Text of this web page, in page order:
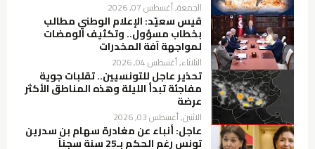
الجمعة, أغسطس 07, 2026
قيس سعيّد: الإعلام الوطني مطالب
بخطاب مسؤول.. وتكثيف الومضات
لمواجهة آفة المخدرات
الثلاثاء, أغسطس 04, 2026
تحذير عاجل للتونسيين.. تقلبات جوية
مفاجئة تبدأ الليلة وهذه المناطق الأكثر
عرضة
الاثنين, أغسطس 03, 2026
عاجل: أنباء عن مغادرة سهام بن سدرين
تونس رغم الحكم بـ25 سنة سجناً